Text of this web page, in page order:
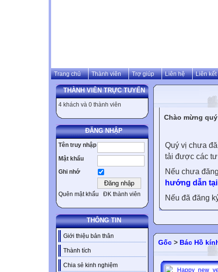
Trang chủ Thành viên Trợ giúp Liên hệ Liên kết
THÀNH VIÊN TRỰC TUYẾN
4 khách và 0 thành viên
ĐĂNG NHẬP
Tên truy nhập
Mật khẩu
Ghi nhớ
Quên mật khẩu ĐK thành viên
THÔNG TIN
Giới thiệu bản thân
Thành tích
Chia sẻ kinh nghiệm
Chào mừng
Quý vị chưa
tải được các
Nếu chưa
hướng dẫn
Nếu đã đăng
Gốc > Bác Hồ